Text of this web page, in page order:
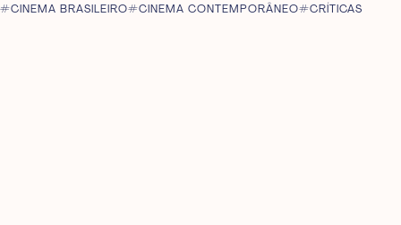
CINEMA BRASILEIRO CINEMA CONTEMPORÂNEO CRÍTICAS